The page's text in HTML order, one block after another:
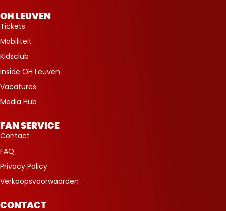
OH LEUVEN
Tickets
Mobiliteit
Kidsclub
Inside OH Leuven
Vacatures
Media Hub
FAN SERVICE
Contact
FAQ
Privacy Policy
Verkoopsvoorwaarden
CONTACT